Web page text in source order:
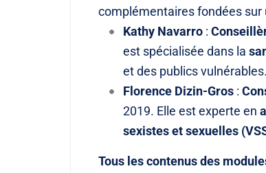
complémentaires fondées sur
Kathy Navarro :
est spécialisée dans la
et des publics vulnérables.
Florence Dizin-Gros :
2019. Elle est experte en
sexistes et sexuelles
Tous les contenus des